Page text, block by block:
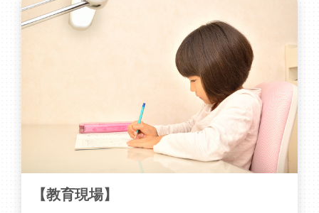
【教育現場】